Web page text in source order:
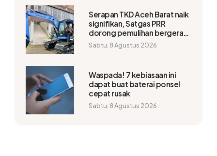
Serapan TKD Aceh Barat naik
signifikan, Satgas PRR
dorong pemulihan bergerak
lebih cepat
Sabtu, 8 Agustus 2026
Waspada! 7 kebiasaan ini
dapat buat baterai ponsel
cepat rusak
Sabtu, 8 Agustus 2026